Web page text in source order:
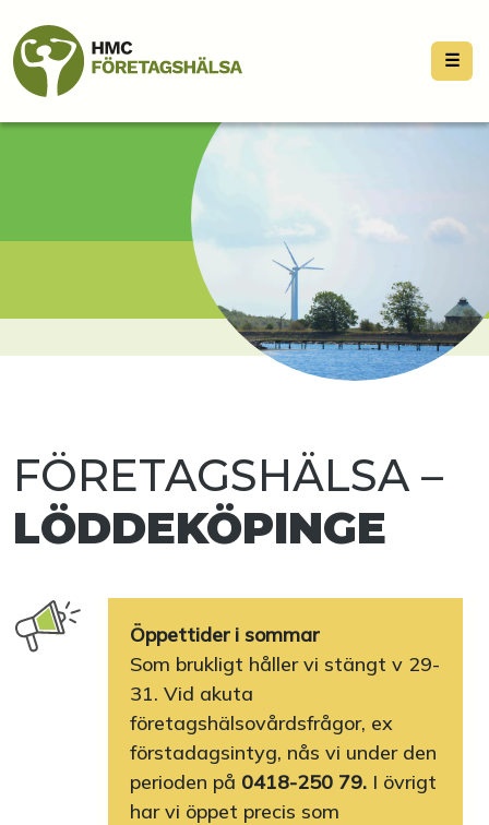
☰
FÖRETAGSHÄLSA –
LÖDDEKÖPINGE
Öppettider i sommar
Som brukligt håller vi stängt v 29-
31. Vid akuta
företagshälsovårdsfrågor, ex
förstadagsintyg, nås vi under den
perioden på 0418-250 79. I övrigt
har vi öppet precis som